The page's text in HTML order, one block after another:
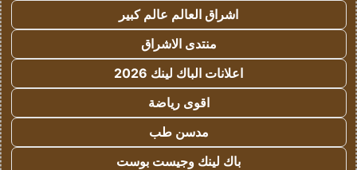
اشراق العالم عالم كبير
منتدى الاشراق
اعلانات الباك لينك 2026
اقوى رياضة
مدسن طب
باك لينك وجيست بوست